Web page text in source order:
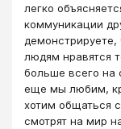
легко
коммуникации
людям нравятся
больше всего на
еще мы любим,
хотим общаться
смотрят на мир